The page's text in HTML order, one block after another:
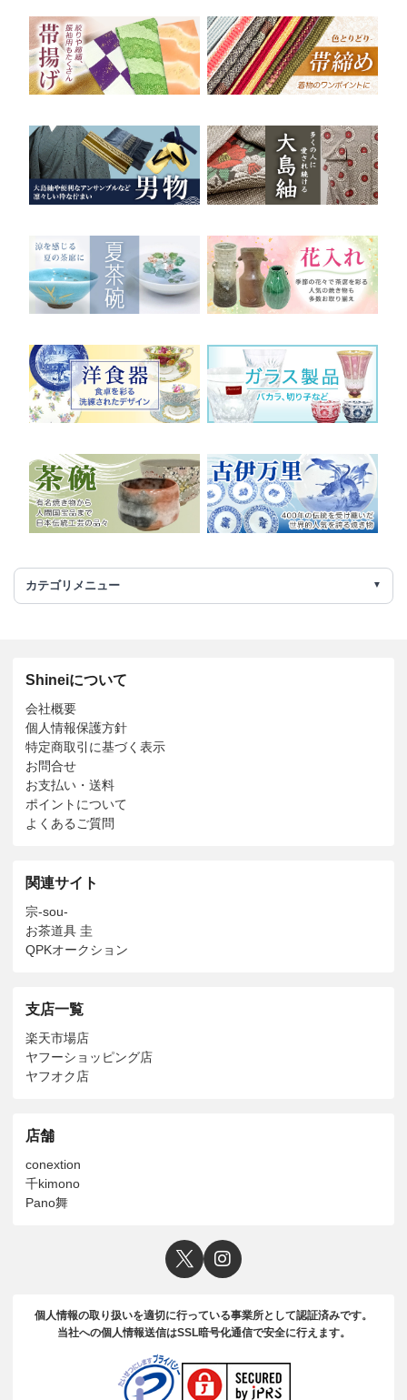
カテゴリメニュー
Shineiについて
会社概要
個人情報保護方針
特定商取引に基づく表示
お問合せ
お支払い・送料
ポイントについて
よくあるご質問
関連サイト
宗-sou-
お茶道具 圭
QPKオークション
支店一覧
楽天市場店
ヤフーショッピング店
ヤフオク店
店舗
conextion
千kimono
Pano舞
個人情報の取り扱いを適切に行っている事業所として認証済みです。
当社への個人情報送信はSSL暗号化通信で安全に行えます。